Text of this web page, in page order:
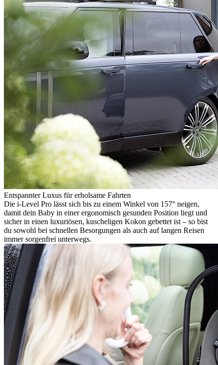
Entspannter Luxus für erholsame Fahrten
Die i-Level Pro lässt sich bis zu einem Winkel von 157° neigen,
damit dein Baby in einer ergonomisch gesunden Position liegt und
sicher in einen luxuriösen, kuscheligen Kokon gebettet ist – so bist
du sowohl bei schnellen Besorgungen als auch auf langen Reisen
immer sorgenfrei unterwegs.